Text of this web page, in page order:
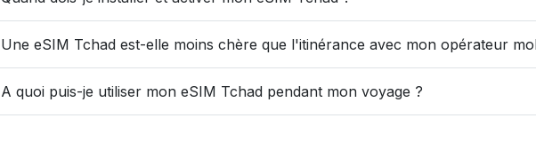
Une eSIM Tchad est-elle moins chère que l'itinérance avec mon opérateur
A quoi puis-je utiliser mon eSIM Tchad pendant mon voyage ?